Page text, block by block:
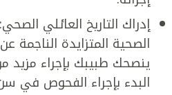
إدراك التاريخ العائلي
الصحية المتزايدة الناجمة
ينصحك طبيبك بإجراء مزيد
البدء بإجراء الفحوص في